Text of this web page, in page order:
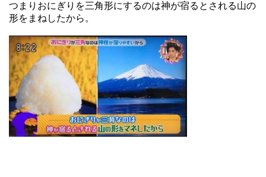
つまりおにぎりを三角形にするのは神が宿るとされる山の
形をまねしたから。